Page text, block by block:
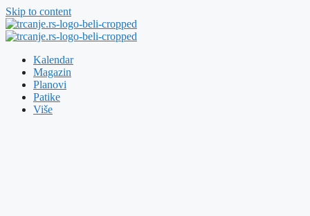
Skip to content
Kalendar
Magazin
Planovi
Patike
Više